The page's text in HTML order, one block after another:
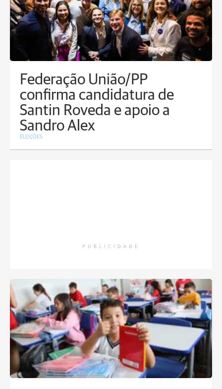
Federação União/PP
confirma candidatura de
Santin Roveda e apoio a
Sandro Alex
ELEIÇÕES
PUBLICIDADE